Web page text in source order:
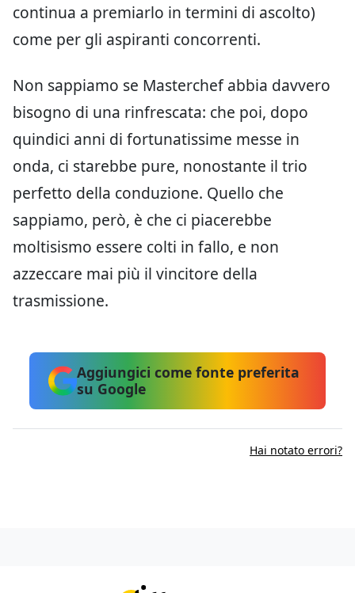
continua a premiarlo in termini di ascolto)
come per gli aspiranti concorrenti.
Non sappiamo se Masterchef abbia davvero
bisogno di una rinfrescata: che poi, dopo
quindici anni di fortunatissime messe in
onda, ci starebbe pure, nonostante il trio
perfetto della conduzione. Quello che
sappiamo, però, è che ci piacerebbe
moltisismo essere colti in fallo, e non
azzeccare mai più il vincitore della
trasmissione.
Aggiungici come fonte preferita
su Google
Hai notato errori?